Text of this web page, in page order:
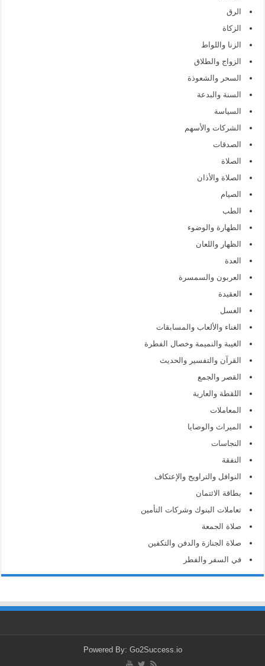
الرق
الزكاة
الزنا واللواط
الزواج والطلاق
السحر والشعوذة
السنة والبدعة
السياسة
الشركات والأسهم
الصدقات
الصلاة
الصلاة والأذان
الصيام
الطب
الطهارة والوضوء
الظهار واللعان
العدة
العربون والسمسرة
العقيدة
الغسل
الغناء والألعاب والمسابقات
الغيبة والنميمة وخصال الفطرة
القرآن والتفسير والحديث
القصر والجمع
اللقطة والعارية
المعاملات
الميراث والوصايا
النجاسات
النفقة
النوافل والتراويح والإعتكاف
بطاقة الائتمان
تعاملات البنوك وشركات التأمين
صلاة الجمعة
صلاة الجنازة والدفن والتكفين
في السفر والفطر
Powered By: Go2Success.io